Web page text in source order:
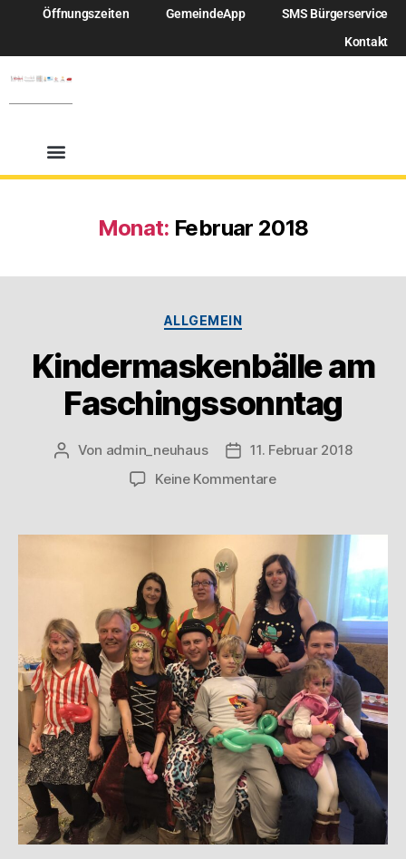
Öffnungszeiten GemeindeApp
SMS Bürgerservice
Kontakt
Monat: Februar 2018
ALLGEMEIN
Kindermaskenbälle am
Faschingssonntag
Von admin_neuhaus
11. Februar 2018
Keine Kommentare